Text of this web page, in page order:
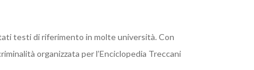
testi di riferimento in molte università. Con
organizzata per l’Enciclopedia Treccani